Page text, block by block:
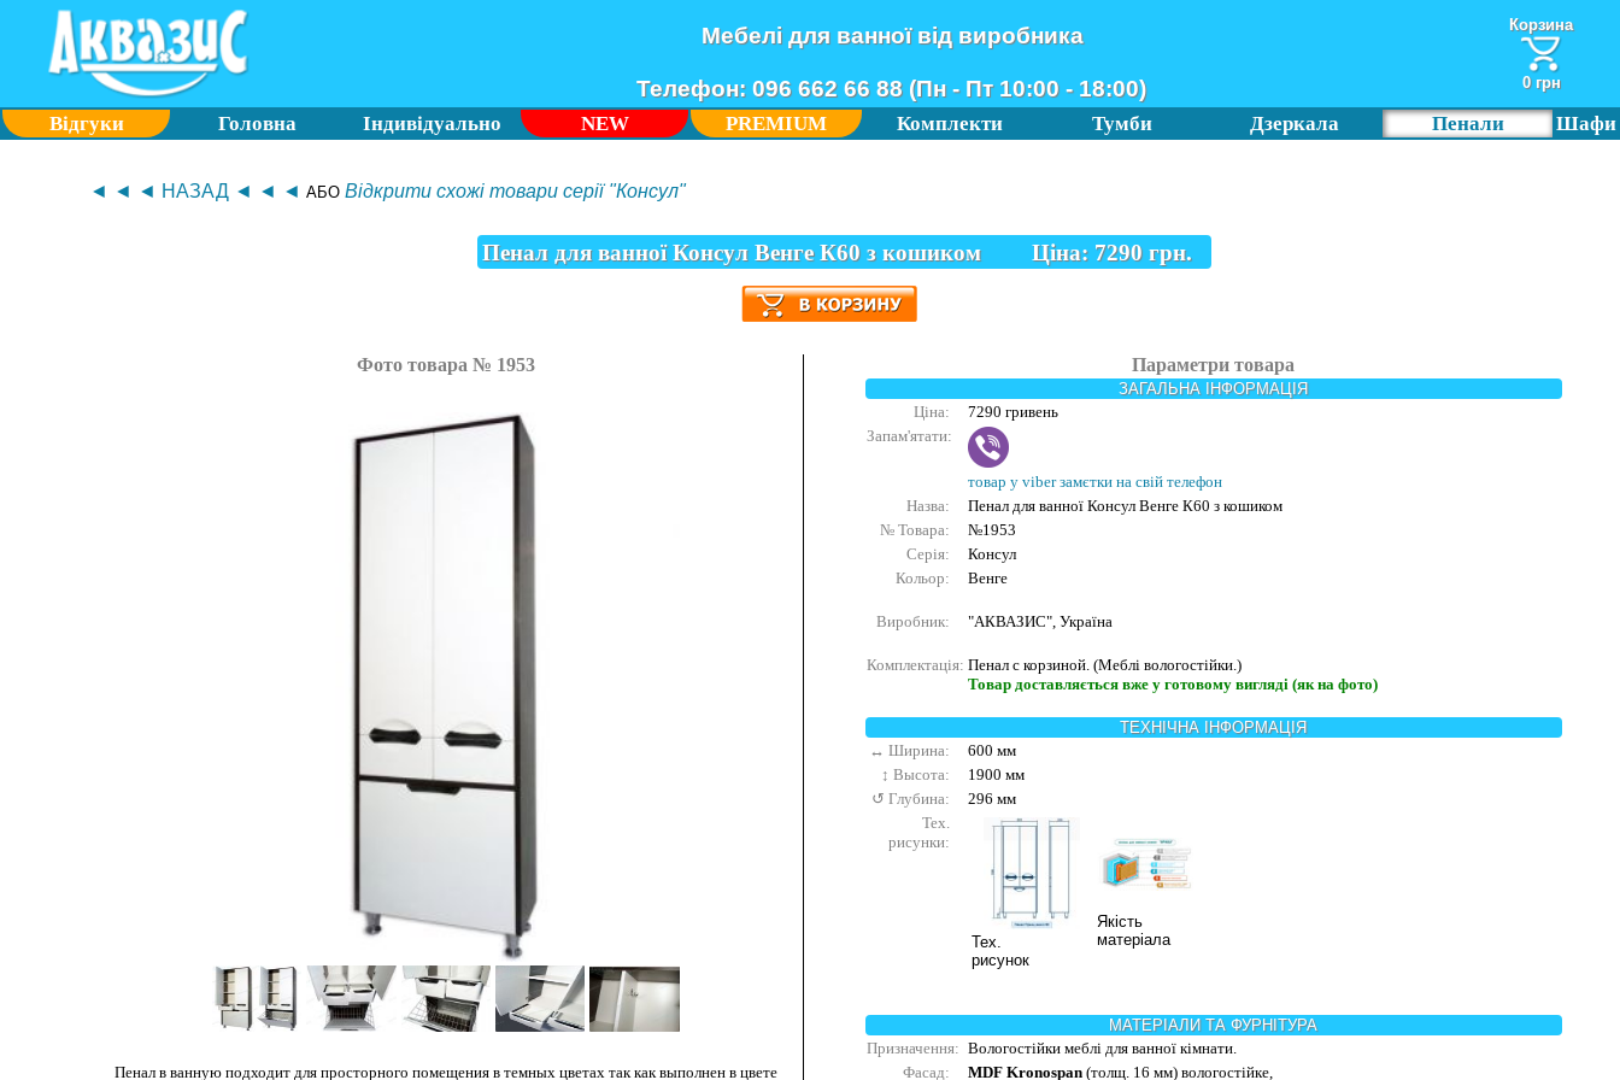
Мебелі для ванної від виробника
Телефон: 096 662 66 88 (Пн - Пт 10:00 - 18:00)
Корзина
0 грн
Відгуки Головна Індивідуально NEW PREMIUM Комплекти Тумби Дзеркала Пенали Шафи
◄ ◄ ◄ НАЗАД ◄ ◄ ◄ АБО Відкрити схожі товари серії "Консул"
Пенал для ванної Консул Венге К60 з кошиком Ціна: 7290 грн.
Фото товара № 1953
Пенал в ванную подходит для просторного помещения в темных цветах так как выполнен в цвете
Параметри товара
ЗАГАЛЬНА ІНФОРМАЦІЯ
Ціна:
7290 гривень
Запам'ятати:
товар у viber замєтки на свій телефон
Назва:
Пенал для ванної Консул Венге К60 з кошиком
№ Товара:
№1953
Серія:
Консул
Кольор:
Венге
Виробник: "АКВАЗИС", Україна
Комплектація: Пенал с корзиной. (Меблі вологостійки.)
Товар доставляється вже у готовому вигляді (як на фото)
ТЕХНІЧНА ІНФОРМАЦІЯ
↔ Ширина:
600 мм
↕ Высота:
1900 мм
↺ Глубина:
296 мм
Тех.
рисунки:
Тех.
рисунок
Якість
матеріала
МАТЕРІАЛИ ТА ФУРНІТУРА
Призначення: Вологостійки меблі для ванної кімнати.
Фасад:
MDF Kronospan(толщ. 16 мм) вологостійке,